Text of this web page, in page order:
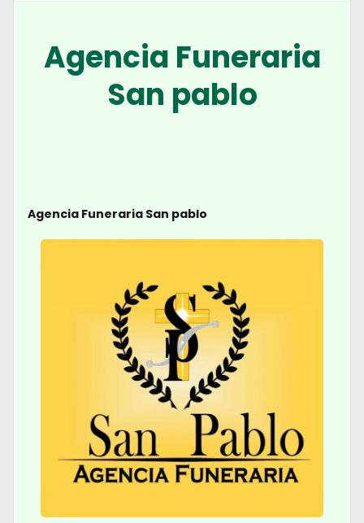
Agencia Funeraria
San pablo
Agencia Funeraria San pablo